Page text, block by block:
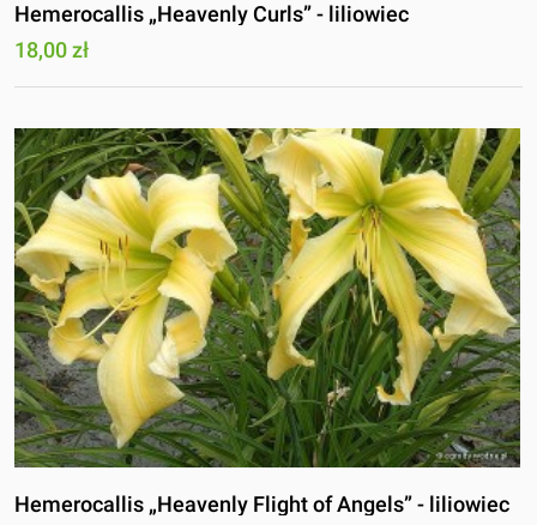
Hemerocallis „Heavenly Curls” - liliowiec
18,00 zł
Hemerocallis „Heavenly Flight of Angels” - liliowiec